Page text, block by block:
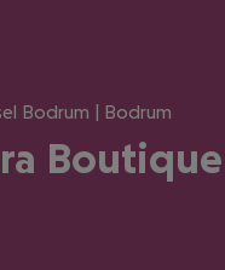
Bodrum | Bodrum